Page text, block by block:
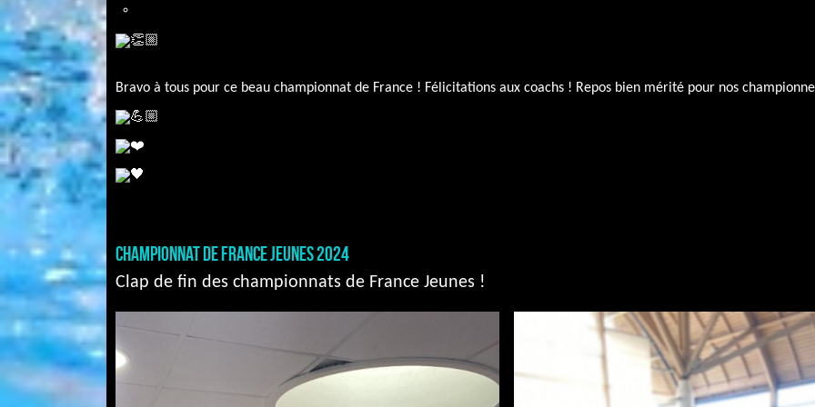
Bravo à tous pour ce beau championnat de France ! Félicitations aux coachs ! Repos bien mérité pour nos
CHAMPIONNAT DE FRANCE JEUNES 2024
Clap de fin des championnats de France Jeunes !